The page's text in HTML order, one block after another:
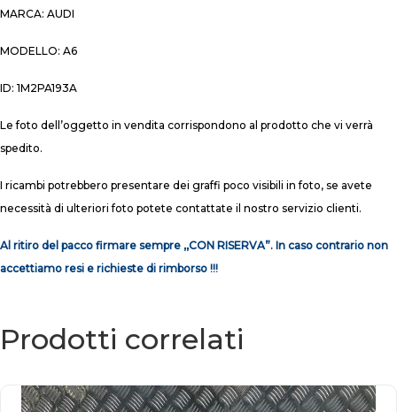
MARCA: AUDI
MODELLO: A6
ID: 1M2PA193A
Le foto dell’oggetto in vendita corrispondono al prodotto che vi verrà
spedito.
I ricambi potrebbero presentare dei graffi poco visibili in foto, se avete
necessità di ulteriori foto potete contattate il nostro servizio clienti.
Al ritiro del pacco firmare sempre ,,CON RISERVA”. In caso contrario non
accettiamo resi e richieste di rimborso !!!
Prodotti correlati